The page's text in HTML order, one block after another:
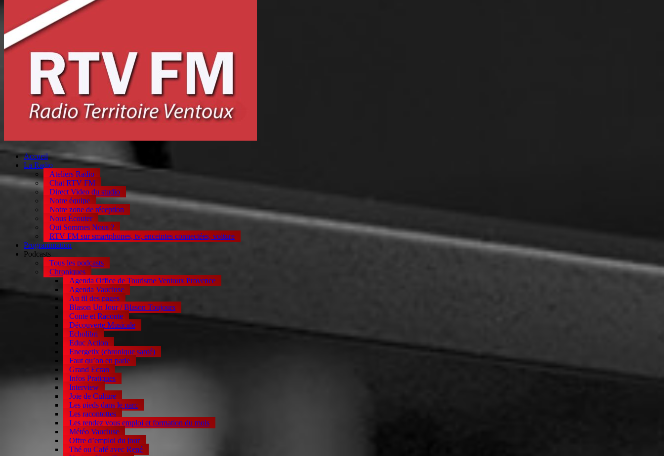
Accueil
La Radio
Ateliers Radio
Chat RTV FM
Direct Video du studio
Notre équipe
Notre zone de réception
Nous Écouter
Qui Sommes Nous ?
RTV FM sur smartphones, tv, enceintes connectées, voiture
Programmation
Podcasts
Tous les podcasts
Chroniques
Agenda Office de Tourisme Ventoux Provence
Agenda Vaucluse
Au fil des pages
Blason Un Jour / Blason Toujours
Conte et Raconte
Découverte Musicale
Echolibri
Educ Action
Energetix (chronique santé)
Faut qu’on en parle
Grand Ecran
Infos Pratiques
Interview
Joie de Culture
Les pieds dans le parc
Les racontottes
Les rendez vous emploi et formation du mois
Météo Vaucluse
Offre d’emploi du jour
Thé ou Café avec René